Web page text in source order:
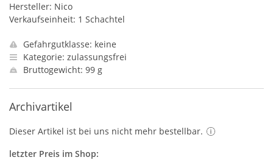
Hersteller: Nico
Verkaufseinheit: 1 Schachtel
Gefahrgutklasse: keine
Kategorie: zulassungsfrei
Bruttogewicht: 99 g
Archivartikel
Dieser Artikel ist bei uns nicht mehr bestellbar.
letzter Preis im Shop: